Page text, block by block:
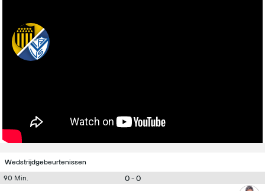
Wedstrijdgebeurtenissen
90 Min.
0 - 0